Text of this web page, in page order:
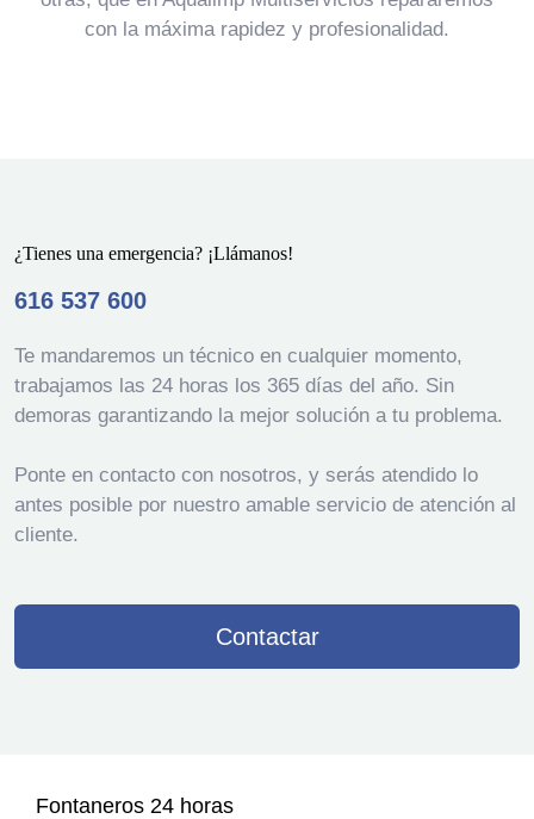
con la máxima rapidez y profesionalidad.
¿Tienes una emergencia? ¡Llámanos!
616 537 600
Te mandaremos un técnico en cualquier momento,
trabajamos las 24 horas los 365 días del año. Sin
demoras garantizando la mejor solución a tu problema.
Ponte en contacto con nosotros, y serás atendido lo
antes posible por nuestro amable servicio de atención al
cliente.
Contactar
Fontaneros 24 horas